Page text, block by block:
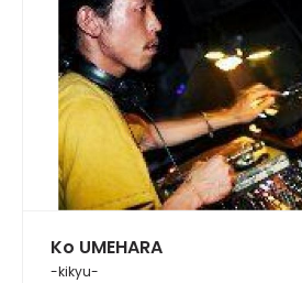
Ko UMEHARA
-kikyu-